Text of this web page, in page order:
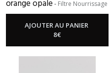
orange opale - Filtre Nourrissage
AJOUTER AU PANIER
8€
(6)
filtre
nourrissage